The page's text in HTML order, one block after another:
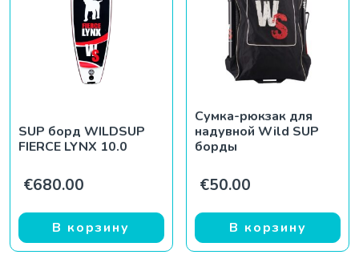
SUP борд WILDSUP
FIERCE LYNX 10.0
€680.00
В корзину
Сумка-рюкзак для
надувной Wild SUP
борды
€50.00
В корзину